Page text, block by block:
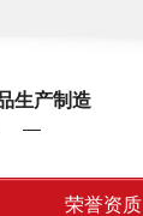
生产制造
荣誉资质